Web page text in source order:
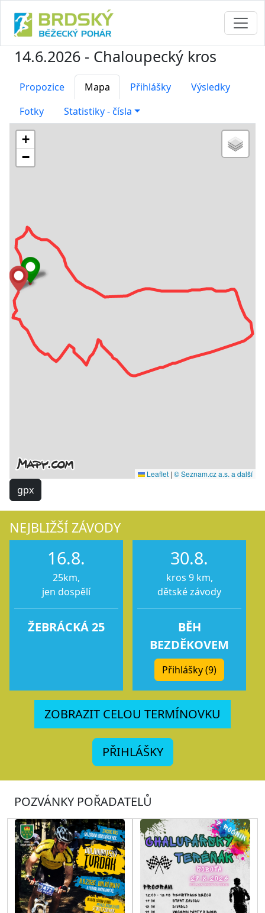
14.6.2026 - Chaloupecký kros
Propozice Mapa Přihlášky
Výsledky
Fotky
Statistiky - čísla
+
−
Leaflet | © Seznam.cz a.s. a další
gpx
NEJBLIŽŠÍ ZÁVODY
16.8.
25km,
jen dospělí
ŽEBRÁCKÁ 25
30.8.
kros 9 km,
dětské závody
BĚH
BEZDĚKOVEM
Přihlášky (9)
ZOBRAZIT CELOU TERMÍNOVKU
PŘIHLÁŠKY
POZVÁNKY POŘADATELŮ